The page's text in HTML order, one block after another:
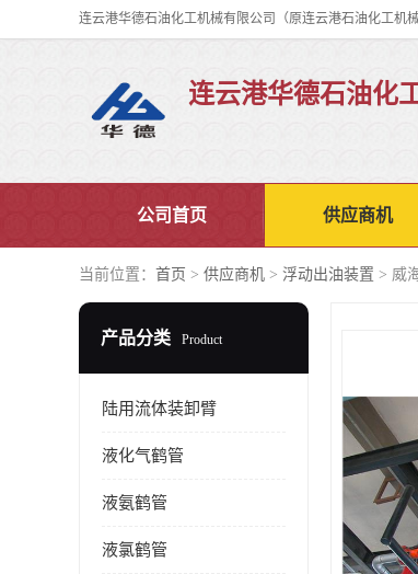
连云港华德石油化
公司首页 供应商机
当前位置： 首页 > 供应商机 > 浮动出油装置 > 威
产品分类 Product
陆用流体装卸臂
液化气鹤管
液氨鹤管
液氯鹤管